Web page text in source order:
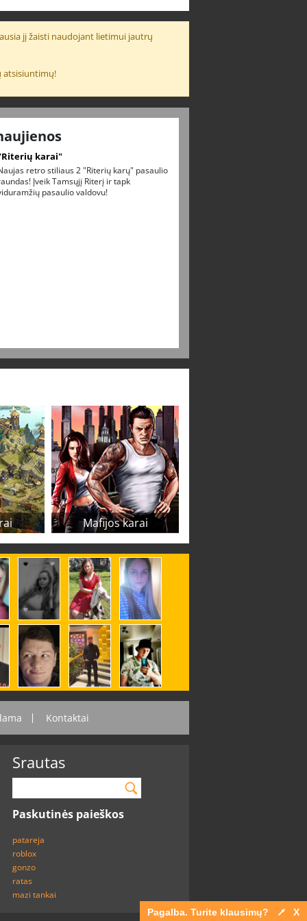
jį žaisti naudojant lietimui jautrų
atsisiuntimų!
karai"
retro stiliaus 2 "Riterių karų" pasaulio
Įveik Tamsųjį Riterį ir tapk
pasaulio valdovu!
Mafijos karai
Kontaktai
Srautas
Paskutinės paieškos
patareja
roblox
gonzo
ratas
mazi tankai
Pagalba. Turite klausimų? X